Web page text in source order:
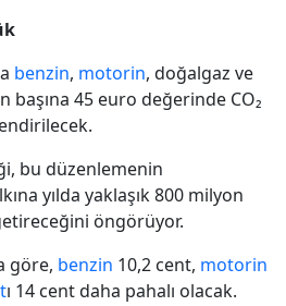
benzin, motorin, doğalgaz ve
başına 45 euro değerinde CO₂
bu düzenlemenin
yılda yaklaşık 800 milyon
öngörüyor.
göre, benzin 10,2 cent, motorin
ı 14 cent daha pahalı olacak.